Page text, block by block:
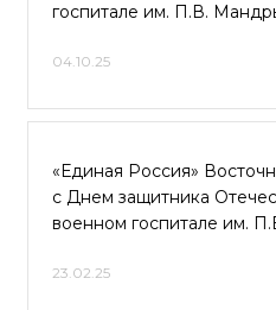
госпитале им. П.В.
04.10.25
«Единая Россия»
с Днем защитника
военном госпитале им.
23.02.25